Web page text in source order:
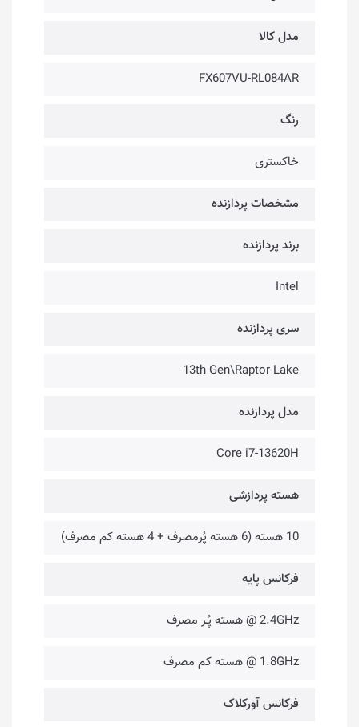
مدل کالا
FX607VU-RL084AR
رنگ
خاکستری
مشخصات پردازنده
برند پردازنده
Intel
سری پردازنده
13th Gen\Raptor Lake
مدل پردازنده
Core i7-13620H
هسته پردازشی
10 هسته (6 هسته پُرمصرف + 4 هسته کم مصرف)
فرکانس پایه
2.4GHz @ هسته پُـر مصرف
1.8GHz @ هسته کم مصرف
فرکانس آورکلاک